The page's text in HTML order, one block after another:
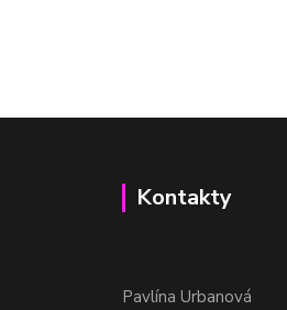
Kontakty
Pavlína Urbanová